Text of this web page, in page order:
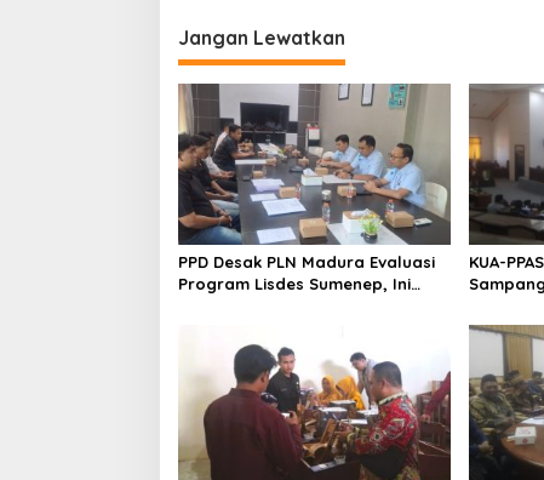
Jangan Lewatkan
PPD Desak PLN Madura Evaluasi
Program Lisdes Sumenep, Ini
KUA-